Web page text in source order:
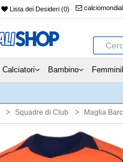
Lista dei Desideri (0)
Calciatori Bambino
Squadre di Club Maglia